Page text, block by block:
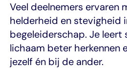
Veel deelnemers ervaren
helderheid en stevigheid
begeleiderschap. Je leert
lichaam beter herkennen
jezelf én bij de ander.